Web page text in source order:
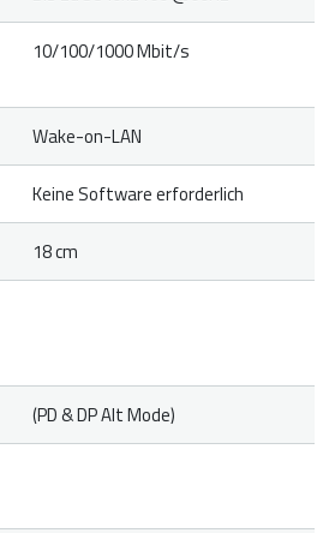
10/100/1000 Mbit/s
Wake-on-LAN
Keine Software erforderlich
18 cm
(PD & DP Alt Mode)